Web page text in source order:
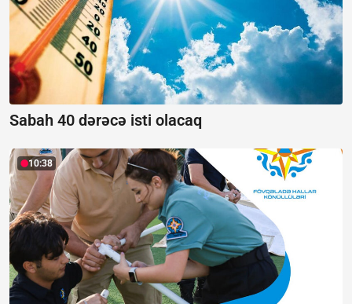
Sabah 40 dərəcə isti olacaq
10:38